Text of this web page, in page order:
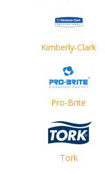
Kimberly-Clark
Pro-Brite
Tork